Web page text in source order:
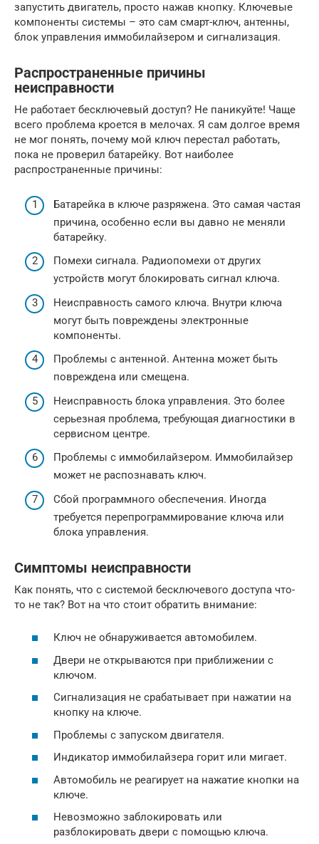
запустить двигатель, просто нажав кнопку. Ключевые
компоненты системы – это сам смарт-ключ, антенны,
блок управления иммобилайзером и сигнализация.
Распространенные причины
неисправности
Не работает бесключевый доступ? Не паникуйте! Чаще
всего проблема кроется в мелочах. Я сам долгое время
не мог понять, почему мой ключ перестал работать,
пока не проверил батарейку. Вот наиболее
распространенные причины:
Батарейка в ключе разряжена. Это самая частая
причина, особенно если вы давно не меняли
батарейку.
Помехи сигнала. Радиопомехи от других
устройств могут блокировать сигнал ключа.
Неисправность самого ключа. Внутри ключа
могут быть повреждены электронные
компоненты.
Проблемы с антенной. Антенна может быть
повреждена или смещена.
Неисправность блока управления. Это более
серьезная проблема, требующая диагностики в
сервисном центре.
Проблемы с иммобилайзером. Иммобилайзер
может не распознавать ключ.
Сбой программного обеспечения. Иногда
требуется перепрограммирование ключа или
блока управления.
Симптомы неисправности
Как понять, что с системой бесключевого доступа что-
то не так? Вот на что стоит обратить внимание:
Ключ не обнаруживается автомобилем.
Двери не открываются при приближении с
ключом.
Сигнализация не срабатывает при нажатии на
кнопку на ключе.
Проблемы с запуском двигателя.
Индикатор иммобилайзера горит или мигает.
Автомобиль не реагирует на нажатие кнопки на
ключе.
Невозможно заблокировать или
разблокировать двери с помощью ключа.